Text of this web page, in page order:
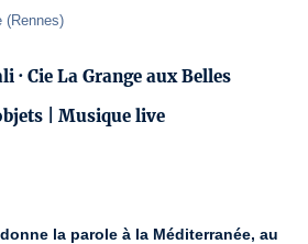
(Rennes)
· Cie La Grange aux Belles
| Musique live
la parole à la Méditerranée, au